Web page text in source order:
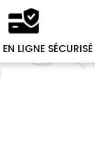
LIGNE SÉCURISÉ